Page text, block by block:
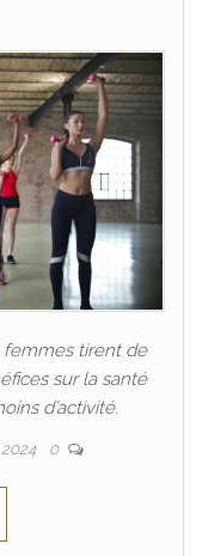
tirent de
sur la santé
d’activité.
0